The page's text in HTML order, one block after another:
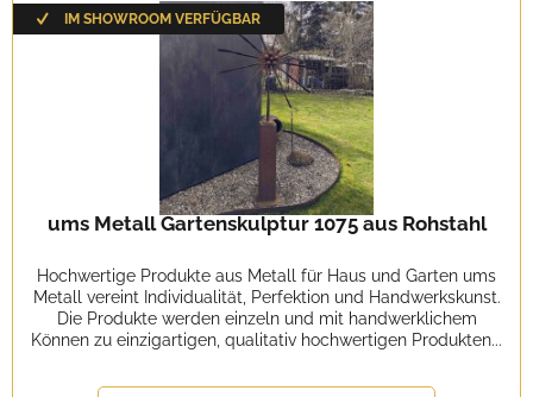
IM SHOWROOM VERFÜGBAR
ums Metall Gartenskulptur 1075 aus Rohstahl
Hochwertige Produkte aus Metall für Haus und Garten ums
Metall vereint Individualität, Perfektion und Handwerkskunst.
Die Produkte werden einzeln und mit handwerklichem
Können zu einzigartigen, qualitativ hochwertigen Produkten...